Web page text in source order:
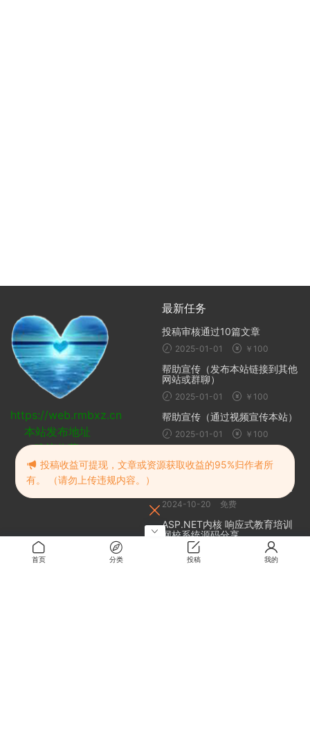
https://web.rmbxz.cn
本站发布地址
建议收藏
最新任务
投稿审核通过10篇文章
2025-01-01 ￥100
帮助宣传（发布本站链接到其他
网站或群聊）
2025-01-01 ￥100
帮助宣传（通过视频宣传本站）
2025-01-01 ￥100
随机推荐
饥荒联机版单机 | Dont Starve
2024-10-20 免费
ASP.NET内核 响应式教育培训
网校系统源码分享
2023-03-09
首页 分类 投稿 我的
投稿收益可提现，文章或资源获取收益的95%归作者所
有。 （请勿上传违规内容。）